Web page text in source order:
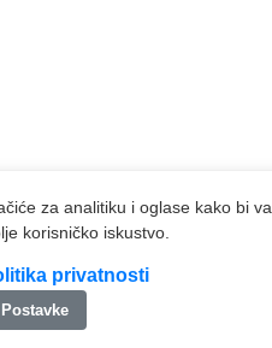
za analitiku i oglase kako bi
korisničko iskustvo.
privatnosti
Postavke